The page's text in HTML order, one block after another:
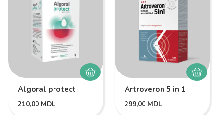
Algoral protect
210,00 MDL
Artroveron 5 in 1
299,00 MDL